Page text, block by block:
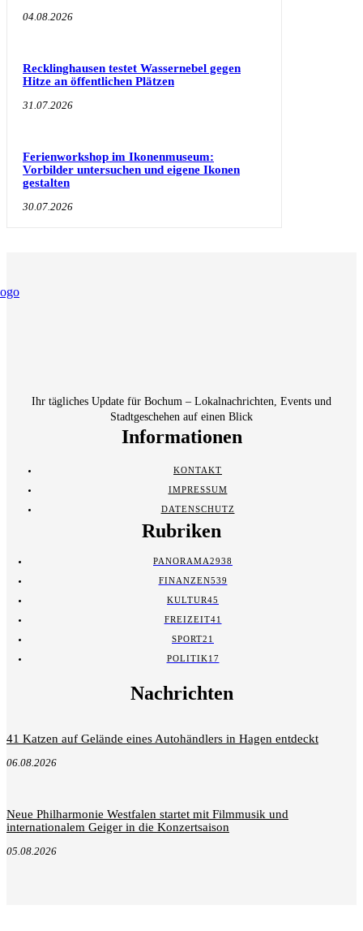
04.08.2026
Recklinghausen testet Wassernebel gegen
Hitze an öffentlichen Plätzen
31.07.2026
Ferienworkshop im Ikonenmuseum:
Vorbilder untersuchen und eigene Ikonen
gestalten
30.07.2026
Ihr tägliches Update für Bochum – Lokalnachrichten, Events und
Stadtgeschehen auf einen Blick
Informationen
KONTAKT
IMPRESSUM
DATENSCHUTZ
Rubriken
PANORAMA2938
FINANZEN539
KULTUR45
FREIZEIT41
SPORT21
POLITIK 17
Nachrichten
41 Katzen auf Gelände eines Autohändlers in Hagen entdeckt
06.08.2026
Neue Philharmonie Westfalen startet mit Filmmusik und
internationalem Geiger in die Konzertsaison
05.08.2026